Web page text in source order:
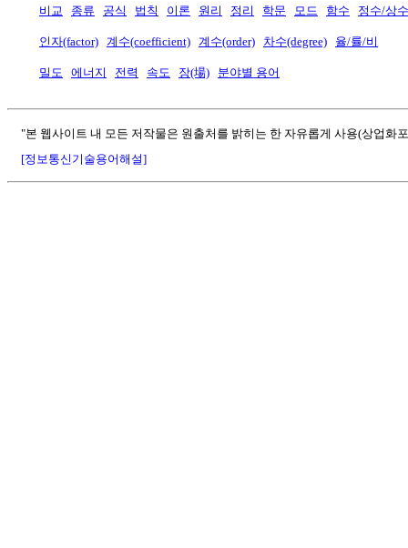
비교 종류 공식 법칙 이론 원리 정리 학문 모드 함수 정수/상수
인자(factor) 계수(coefficient) 계수(order) 차수(degree) 율/률/비
밀도 에너지 전력 속도 장(場) 분야별 용어
"본 웹사이트 내 모든 저작물은 원출처를 밝히는 한 자유롭게 사용(상업화
[정보통신기술용어해설]